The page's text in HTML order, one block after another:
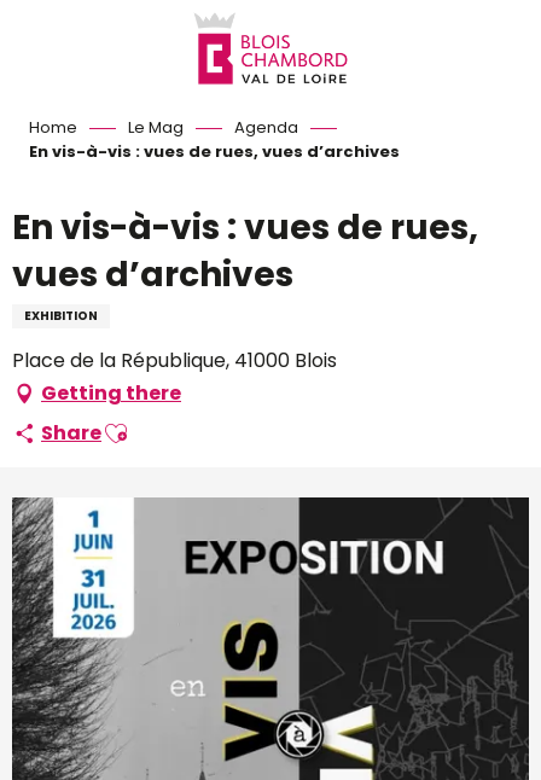
Home Le Mag
Agenda
En vis-à-vis : vues de rues, vues d’archives
En vis-à-vis : vues de rues,
vues d’archives
EXHIBITION
Place de la République, 41000 Blois
Getting there
ShareAjouter aux favoris